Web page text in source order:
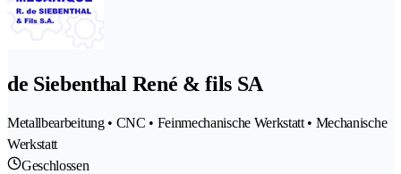
de Siebenthal René & fils SA
Metallbearbeitung • CNC • Feinmechanische Werkstatt • Mechanische
Werkstatt
Geschlossen